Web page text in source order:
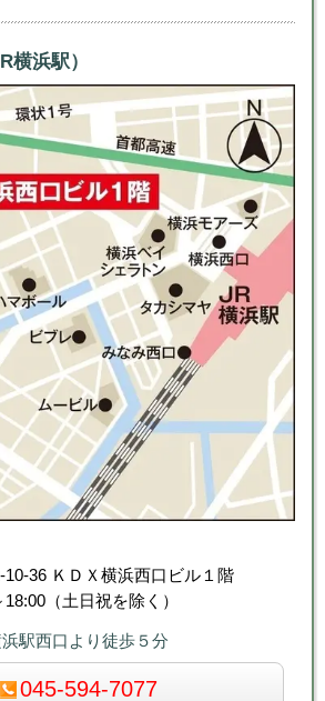
横浜駅）
36 ＫＤＸ横浜西口ビル１階
（土日祝を除く）
駅西口より徒歩５分
045-594-7077